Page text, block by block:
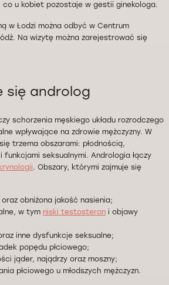
co u kobiet pozostaje w gestii ginekologa.
w Łodzi można odbyć w Centrum
Na wizytę można zarejestrować się
się androlog
schorzenia męskiego układu rozrodczego
wpływające na zdrowie mężczyzny. W
trzema obszarami: płodnością,
funkcjami seksualnymi. Andrologia łączy
. Obszary, którymi zajmuje się
oraz obniżona jakość nasienia;
w tym niski testosteron i objawy
inne dysfunkcje seksualne;
popędu płciowego;
jąder, najądrzy oraz moszny;
płciowego u młodszych mężczyzn.